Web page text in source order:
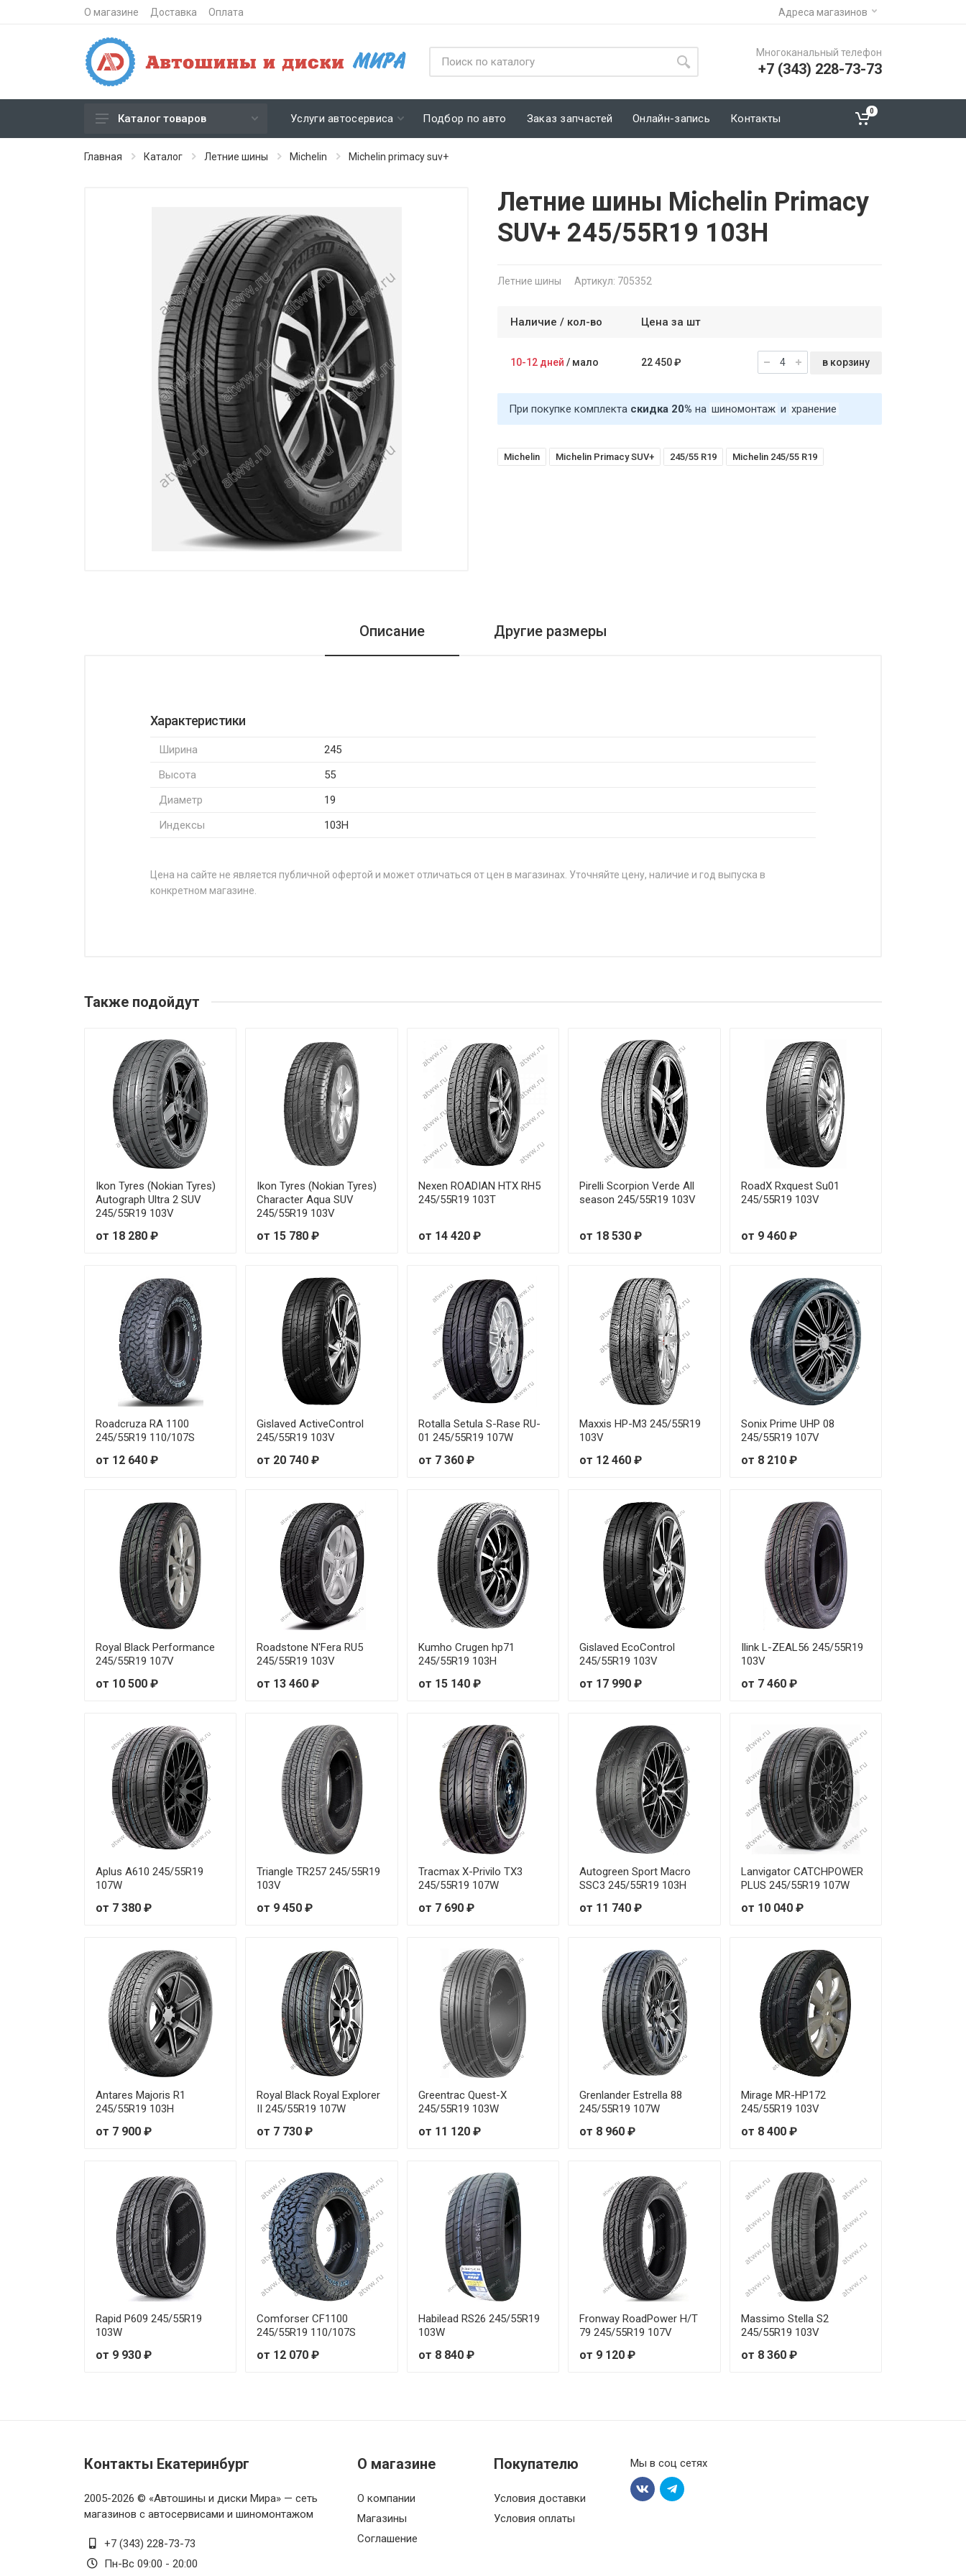
О магазине Доставка Оплата Адреса магазинов
Многоканальный телефон
+7 (343) 228-73-73
Зимние шипованные шины
Штампованные диски
Каталог товаров Услуги автосервиса Подбор по авто Заказ запчастей Онлайн-запись Контакты
0
Главная Каталог Летние шины Michelin Michelin primacy suv+
Летние шины Michelin Primacy
SUV+ 245/55R19 103H
Летние шины Артикул: 705352
Наличие / кол-во Цена за шт
10-12 дней / мало 22 450 ₽ в корзину
При покупке комплекта скидка 20% на шиномонтаж и хранение
Michelin Michelin Primacy SUV+ 245/55 R19 Michelin 245/55 R19
Описание Другие размеры
Характеристики
Ширина
245
Высота
55
Диаметр
19
Индексы
103H
Цена на сайте не является публичной офертой и может отличаться от цен в магазинах. Уточняйте цену, наличие и год выпуска в
конкретном магазине.
Michelin Primacy SUV+ 225/55R19 103H
Michelin Primacy SUV+ 225/65R17 106H от 16 590 ₽
Michelin Primacy SUV+ 235/50R19 99V от 24 540 ₽
Michelin Primacy SUV+ 235/55R18 104V от 17 410 ₽
Michelin Primacy SUV+ 235/55R20 102V от 34 090 ₽
Michelin Primacy SUV+ 235/60R18 103V от 22 130 ₽
Michelin Primacy SUV+ 235/70R16 106H
Michelin Primacy SUV+ 245/65R17 107H от 25 000 ₽
Michelin Primacy SUV+ 245/70R16 111H от 21 580 ₽
Michelin Primacy SUV+ 255/50R20 109V от 34 770 ₽
Michelin Primacy SUV+ 265/65R17 112H от 26 610 ₽
Michelin Primacy SUV+ 265/70R16 112H от 27 630 ₽
Michelin Primacy SUV+ 235/65R18 106H
Также подойдут
Ikon Tyres (Nokian Tyres)
Autograph Ultra 2 SUV
245/55R19 103V
от 18 280 ₽
Ikon Tyres (Nokian Tyres)
Character Aqua SUV
245/55R19 103V
от 15 780 ₽
Nexen ROADIAN HTX RH5
245/55R19 103T
от 14 420 ₽
Pirelli Scorpion Verde All
season 245/55R19 103V
от 18 530 ₽
RoadX Rxquest Su01
245/55R19 103V
от 9 460 ₽
Roadcruza RA 1100
245/55R19 110/107S
от 12 640 ₽
Gislaved ActiveControl
245/55R19 103V
от 20 740 ₽
Rotalla Setula S-Rase RU-
01 245/55R19 107W
от 7 360 ₽
Maxxis HP-M3 245/55R19
103V
от 12 460 ₽
Sonix Prime UHP 08
245/55R19 107V
от 8 210 ₽
Royal Black Performance
245/55R19 107V
от 10 500 ₽
Roadstone N'Fera RU5
245/55R19 103V
от 13 460 ₽
Kumho Crugen hp71
245/55R19 103H
от 15 140 ₽
Gislaved EcoControl
245/55R19 103V
от 17 990 ₽
Ilink L-ZEAL56 245/55R19
103V
от 7 460 ₽
Aplus A610 245/55R19
107W
от 7 380 ₽
Triangle TR257 245/55R19
103V
от 9 450 ₽
Tracmax X-Privilo TX3
245/55R19 107W
от 7 690 ₽
Autogreen Sport Macro
SSC3 245/55R19 103H
от 11 740 ₽
Lanvigator CATCHPOWER
PLUS 245/55R19 107W
от 10 040 ₽
Antares Majoris R1
245/55R19 103H
от 7 900 ₽
Royal Black Royal Explorer
II 245/55R19 107W
от 7 730 ₽
Greentrac Quest-X
245/55R19 103W
от 11 120 ₽
Grenlander Estrella 88
245/55R19 107W
от 8 960 ₽
Mirage MR-HP172
245/55R19 103V
от 8 400 ₽
Rapid P609 245/55R19
103W
от 9 930 ₽
Comforser CF1100
245/55R19 110/107S
от 12 070 ₽
Habilead RS26 245/55R19
103W
от 8 840 ₽
Fronway RoadPower H/T
79 245/55R19 107V
от 9 120 ₽
Massimo Stella S2
245/55R19 103V
от 8 360 ₽
Контакты Екатеринбург
2005-2026 © «Автошины и диски Мира» — сеть
магазинов с автосервисами и шиномонтажом
+7 (343) 228-73-73
Пн-Вс 09:00 - 20:00
О магазине
О компании
Магазины
Соглашение
Покупателю
Условия доставки
Условия оплаты
Мы в соц сетях